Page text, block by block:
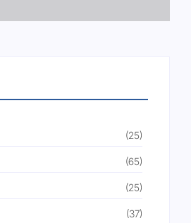
(25)
(65)
(25)
(37)